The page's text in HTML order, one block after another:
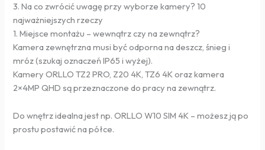
3. Na co zwrócić uwagę przy wyborze kamery? 10
najważniejszych rzeczy
1. Miejsce montażu – wewnątrz czy na zewnątrz?
Kamera zewnętrzna musi być odporna na deszcz, śnieg i
mróz (szukaj oznaczeń IP65 i wyżej).
Kamery ORLLO TZ2 PRO, Z20 4K, TZ6 4K oraz kamera
2×4MP QHD są przeznaczone do pracy na zewnątrz.
Do wnętrz idealna jest np. ORLLO W10 SIM 4K – możesz ją po
prostu postawić na półce.